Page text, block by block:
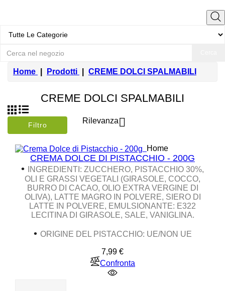
Home Prodotti CREME DOLCI SPALMABILI
CREME DOLCI SPALMABILI
Filtro Rilevanza
Home
CREMA DOLCE DI PISTACCHIO - 200G
• INGREDIENTI : ZUCCHERO, PISTACCHIO 30%,
OLI E GRASSI VEGETALI (GIRASOLE, COCCO,
BURRO DI CACAO, OLIO EXTRA VERGINE DI
OLIVA), LATTE MAGRO IN POLVERE, SIERO DI
LATTE IN POLVERE, EMULSIONANTE: E322
LECITINA DI GIRASOLE, SALE, VANIGLINA.
• ORIGINE DEL PISTACCHIO: UE/NON UE
7,99 €Prezzo
Confronta